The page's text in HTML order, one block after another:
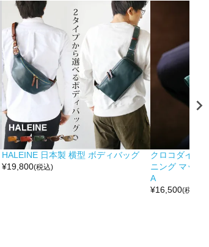
HALEINE 日本製 横型 ボディバッグ
¥19,800(税込)
クロコダイル
ニング マット
A
¥16,500(税込)